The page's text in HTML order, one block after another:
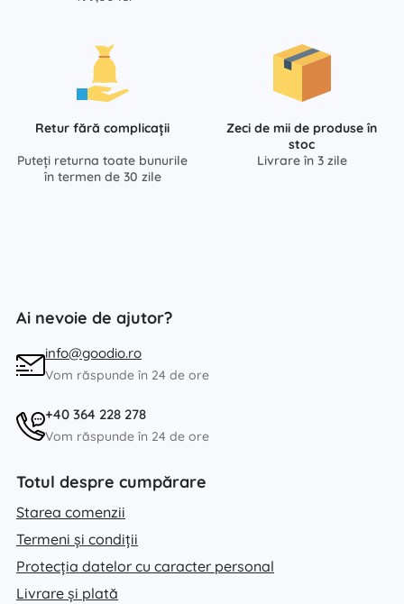
Retur fără complicații
Puteți returna toate bunurile
în termen de 30 zile
Zeci de mii de produse în
stoc
Livrare în 3 zile
Ai nevoie de ajutor?
info@goodio.ro
Vom răspunde în 24 de ore
+40 364 228 278
Vom răspunde în 24 de ore
Totul despre cumpărare
Starea comenzii
Termeni și condiții
Protecția datelor cu caracter personal
Livrare și plată